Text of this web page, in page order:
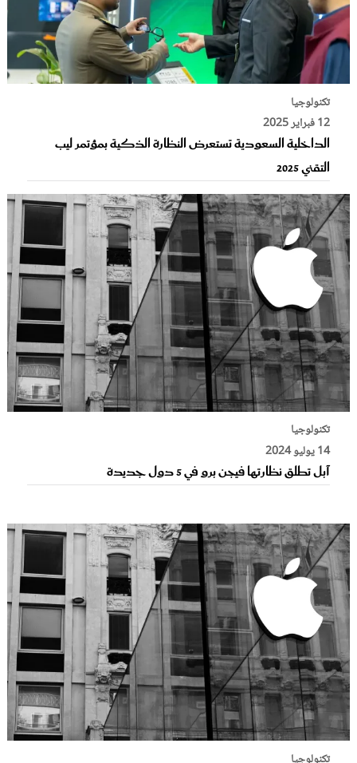
تكنولوجيا
12 فبراير 2025
الداخلية السعودية تستعرض النظارة الذكية بمؤتمر ليب
التقني 2025
تكنولوجيا
14 يوليو 2024
آبل تطلق نظارتها فيجن برو في 5 دول جديدة